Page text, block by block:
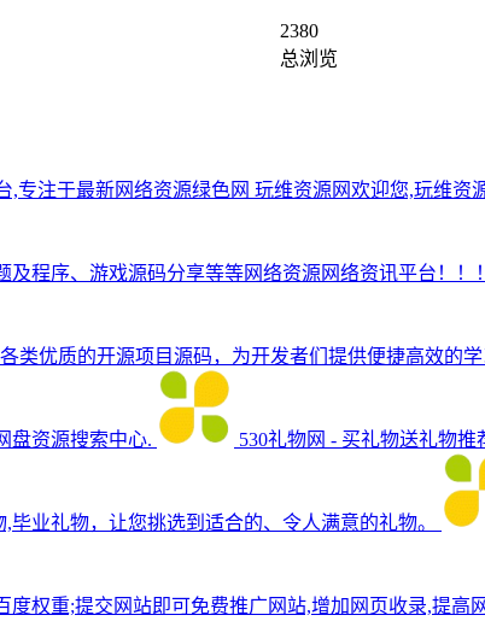
2380
总浏览
,专注于最新网络资源绿色网 玩维资源网欢迎您,玩维资
程序、游戏源码分享等等网络资源网络资讯平台！！！
类优质的开源项目源码，为开发者们提供便捷高效的学
盘资源搜索中心. 530礼物网 - 买礼物送礼物推
业礼物，让您挑选到适合的、令人满意的礼物。
权重;提交网站即可免费推广网站,增加网页收录,提